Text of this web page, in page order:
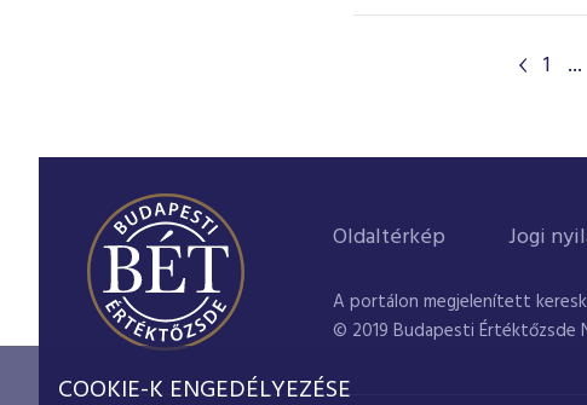
1 ...
Oldaltérkép Jogi
A portálon megjelenített
© 2019 Budapesti Értéktőzsde
COOKIE-K ENGEDÉLYEZÉSE